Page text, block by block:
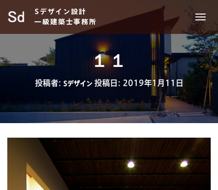
Sデザイン設計
一級建築士事務所
ナ
ビ
ゲ
ー
シ
ョ
を
切
り
替
え
１１
投稿者: Sデザイン 投稿日: 2019年1月11日